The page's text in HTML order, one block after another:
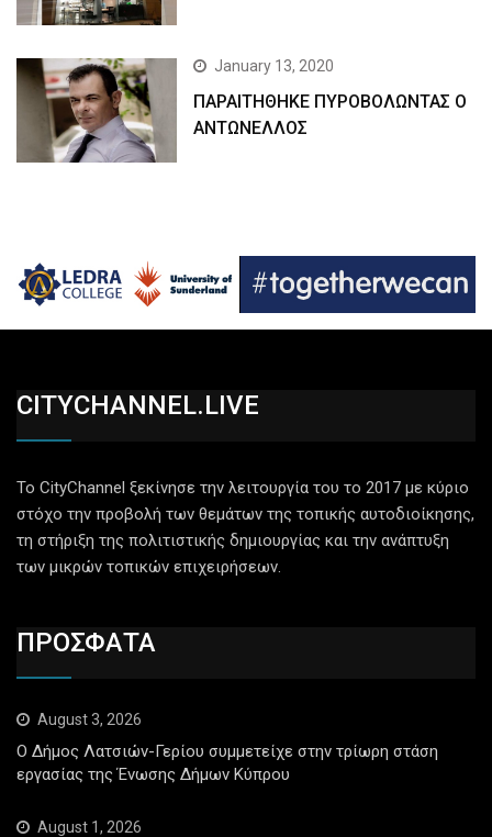
January 13, 2020
ΠΑΡΑΙΤΗΘΗΚΕ ΠΥΡΟΒΟΛΩΝΤΑΣ Ο
ΑΝΤΩΝΕΛΛΟΣ
CITYCHANNEL.LIVE
Το CityChannel ξεκίνησε την λειτουργία του το 2017 με κύριο
στόχο την προβολή των θεμάτων της τοπικής αυτοδιοίκησης,
τη στήριξη της πολιτιστικής δημιουργίας και την ανάπτυξη
των μικρών τοπικών επιχειρήσεων.
ΠΡΟΣΦΑΤΑ
August 3, 2026
Ο Δήμος Λατσιών-Γερίου συμμετείχε στην τρίωρη στάση
εργασίας της Ένωσης Δήμων Κύπρου
August 1, 2026